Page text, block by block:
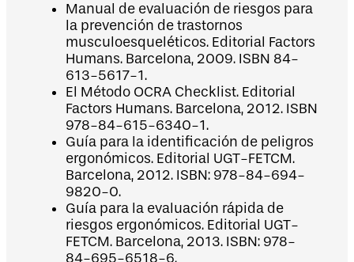
Manual de evaluación de riesgos para
la prevención de trastornos
musculoesqueléticos. Editorial Factors
Humans. Barcelona, 2009. ISBN 84-
613-5617-1.
El Método OCRA Checklist. Editorial
Factors Humans. Barcelona, 2012. ISBN
978-84-615-6340-1.
Guía para la identificación de peligros
ergonómicos. Editorial UGT-FETCM.
Barcelona, 2012. ISBN: 978-84-694-
9820-0.
Guía para la evaluación rápida de
riesgos ergonómicos. Editorial UGT-
FETCM. Barcelona, 2013. ISBN: 978-